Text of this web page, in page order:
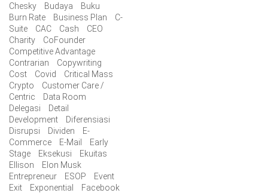
Chesky
Budaya
Buku
Burn Rate
Business Plan
C-
Suite
CAC Cash
CEO
Charity
CoFounder
Competitive Advantage
Contrarian
Copywriting
Cost
Covid
Critical Mass
Crypto
Customer Care /
Centric
Data Room
Delegasi
Detail
Development
Diferensiasi
Disrupsi
Dividen
E-
Commerce
E-Mail
Early
Stage
Eksekusi
Ekuitas
Ellison
Elon Musk
Entrepreneur
ESOP
Event
Exit
Exponential
Facebook